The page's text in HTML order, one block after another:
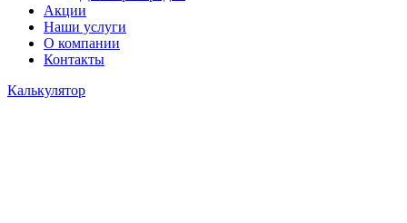
Акции
Наши услуги
О компании
Контакты
Калькулятор